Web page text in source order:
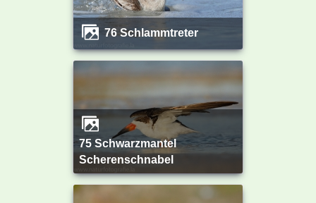
76 Schlammtreter
75 Schwarzmantel
Scherenschnabel